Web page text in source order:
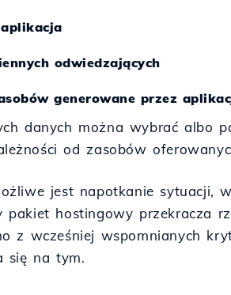
odwiedzających
generowane przez
danych można wybrać albo
od zasobów
jest napotkanie sytuacji,
pakiet hostingowy przekracza
z wcześniej wspomnianych
się na tym.